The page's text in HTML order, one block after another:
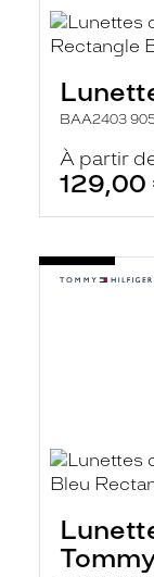
BAA2403
À partir
129,00